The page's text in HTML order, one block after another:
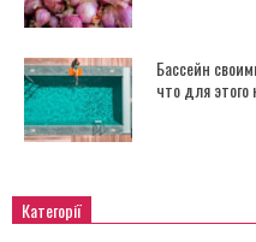
Бассейн
что для этого
Категорії